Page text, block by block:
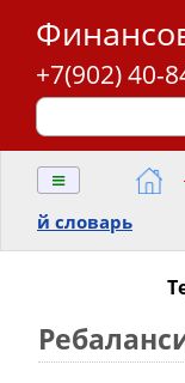
+7(902) 40-
≡
й словарь